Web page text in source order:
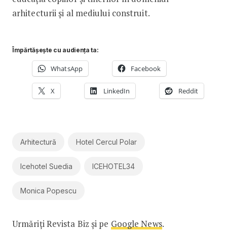
arhitecturii și al mediului construit.
Împărtășește cu audiența ta:
WhatsApp Facebook
X LinkedIn Reddit
Arhitectură Hotel Cercul Polar
Icehotel Suedia ICEHOTEL34
Monica Popescu
Urmăriți Revista Biz și pe Google News.